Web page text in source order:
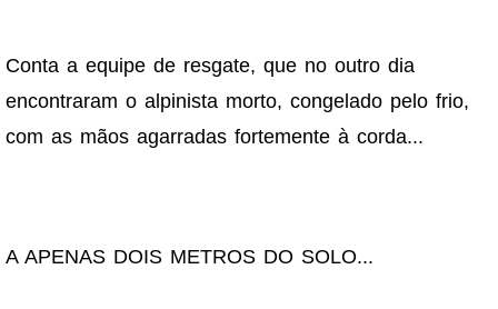
Conta a equipe de resgate, que no outro dia
encontraram o alpinista morto, congelado pelo frio,
com as mãos agarradas fortemente à corda...
A APENAS DOIS METROS DO SOLO...